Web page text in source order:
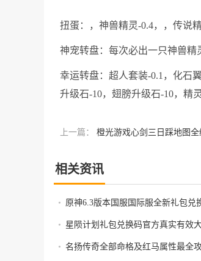
扭蛋：，神兽精灵-0.4，，传说
神宠转盘：每次必出一只神兽精
幸运转盘：超人套装-0.1，化石
升级石-10，翅膀升级石-10，精
上一篇： 橙光游戏心剑三日踩地图
相关资讯
• 原神6.3版本国服国际服全新礼包兑
• 星陨计划礼包兑换码官方真实有效
• 名扬传奇全部命格及红马属性最全